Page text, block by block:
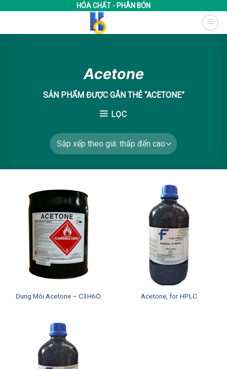
HÓA CHẤT - PHÂN BÓN
Acetone
SẢN PHẨM ĐƯỢC GẮN THẺ “ACETONE”
LỌC
Dung Môi Acetone – C3H6O Acetone, for HPLC